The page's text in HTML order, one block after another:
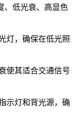
、低光衰、高显色
灯，确保在低光照
使其适合交通信号
示灯和背光源，确